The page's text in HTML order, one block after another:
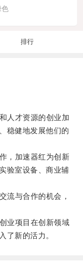
色
排行
人才资源的创业加
稳健地发展他们的
，加速器红为创新
验室设备、商业辅
与合作的机会，
业项目在创新领域
了新的活力。